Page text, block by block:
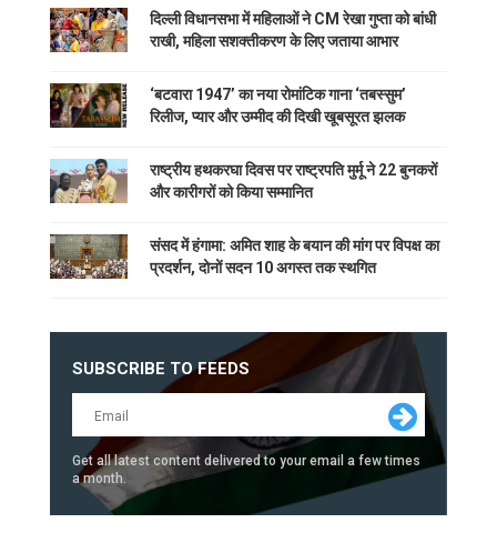
दिल्ली विधानसभा में महिलाओं ने CM रेखा गुप्ता को बांधी
राखी, महिला सशक्तीकरण के लिए जताया आभार
‘बटवारा 1947’ का नया रोमांटिक गाना ‘तबस्सुम’
रिलीज, प्यार और उम्मीद की दिखी खूबसूरत झलक
राष्ट्रीय हथकरघा दिवस पर राष्ट्रपति मुर्मू ने 22 बुनकरों
और कारीगरों को किया सम्मानित
संसद में हंगामा: अमित शाह के बयान की मांग पर विपक्ष का
प्रदर्शन, दोनों सदन 10 अगस्त तक स्थगित
SUBSCRIBE TO FEEDS
Get all latest content delivered to your email a few times
a month.